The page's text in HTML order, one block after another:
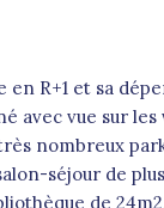
R+1 et sa
avec vue sur
nombreux
séjour de
de